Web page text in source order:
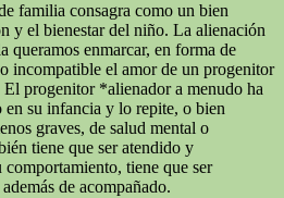
familia consagra como un bien
y el bienestar del niño. La alienación
queramos enmarcar, en forma de
incompatible el amor de un progenitor
progenitor *alienador a menudo ha
su infancia y lo repite, o bien
graves, de salud mental o
tiene que ser atendido y
comportamiento, tiene que ser
de acompañado.